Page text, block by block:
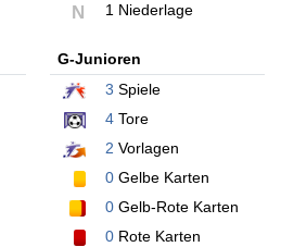
N 1 Niederlage
G-Junioren
3 Spiele
4Tore
2 Vorlagen
0Gelbe Karten
0Gelb-Rote Karten
0Rote Karten